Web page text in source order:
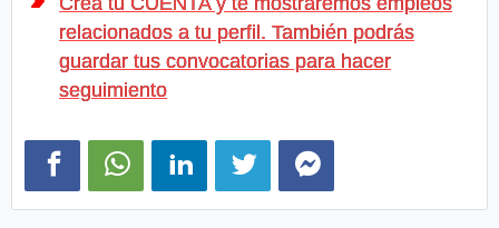
relacionados a tu perfil. También podrás
guardar tus convocatorias para hacer
seguimiento